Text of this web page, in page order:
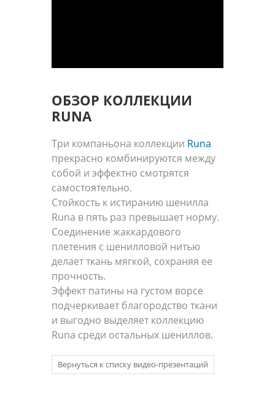
ОБЗОР КОЛЛЕКЦИИ
RUNA
Три компаньона коллекции Runa
прекрасно комбинируются между
собой и эффектно смотрятся
самостоятельно.
Стойкость к истиранию шенилла
Runa в пять раз превышает норму.
Соединение жаккардового
плетения с шенилловой нитью
делает ткань мягкой, сохраняя ее
прочность.
Эффект патины на густом ворсе
подчеркивает благородство ткани
и выгодно выделяет коллекцию
Runa среди остальных шениллов.
Вернуться к списку видео-презентаций